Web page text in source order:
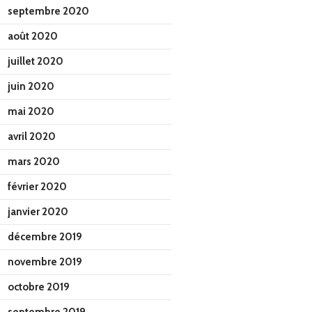
septembre 2020
août 2020
juillet 2020
juin 2020
mai 2020
avril 2020
mars 2020
février 2020
janvier 2020
décembre 2019
novembre 2019
octobre 2019